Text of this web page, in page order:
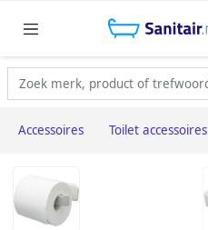
Accessoires Toilet accessoires